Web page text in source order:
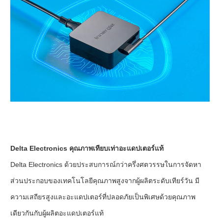
Delta Electronics คุณภาพเทียบเท่าอะแดปเตอร์แท้
Delta Electronics ด้วยประสบการณ์กว่าครึ่งศตวรรษในการจัดหา
ส่วนประกอบของเทคโนโลยีคุณภาพสูงจากผู้ผลิตระดับเทียร์วัน มี
ความเสถียรสูงและอะแดปเตอร์ที่ปลอดภัยเป็นพิเศษด้วยคุณภาพ
เดียวกันกับผู้ผลิตอะแดปเตอร์แท้